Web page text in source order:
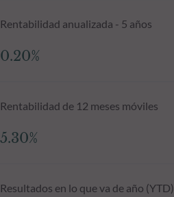
Rentabilidad anualizada - 5 años
0.20%
Rentabilidad de 12 meses móviles
5.30%
Resultados en lo que va de año (YTD)